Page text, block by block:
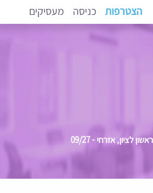
הצטרפות כניסה מעסיקים
אזרחי - 09/27